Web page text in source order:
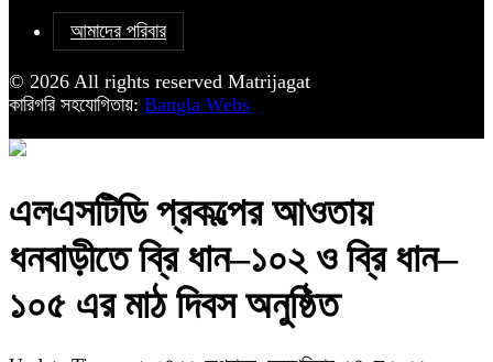
আমাদের পরিবার
© 2026 All rights reserved Matrijagat
কারিগরি সহযোগিতায়: Bangla Webs
এলএসটিডি প্রকল্পের আওতায়
ধনবাড়ীতে ব্রি ধান–১০২ ও ব্রি ধান–
১০৫ এর মাঠ দিবস অনুষ্ঠিত